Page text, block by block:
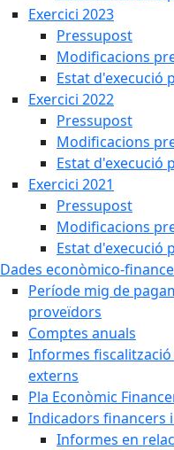
Exercici 2023
Pressupost
Modificacions
Estat d'execució
Exercici 2022
Pressupost
Modificacions
Estat d'execució
Exercici 2021
Pressupost
Modificacions
Estat d'execució
Dades econòmico-
Període mig de
proveïdors
Comptes anuals
Informes
externs
Pla Econòmic
Indicadors financers
Informes en